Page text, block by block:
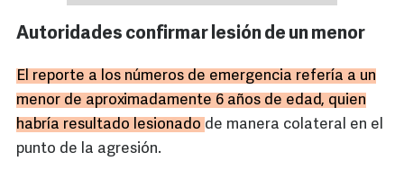
Autoridades confirmar lesión de un menor
El reporte a los números de emergencia refería a un
menor de aproximadamente 6 años de edad, quien
habría resultado lesionado de manera colateral en el
punto de la agresión.